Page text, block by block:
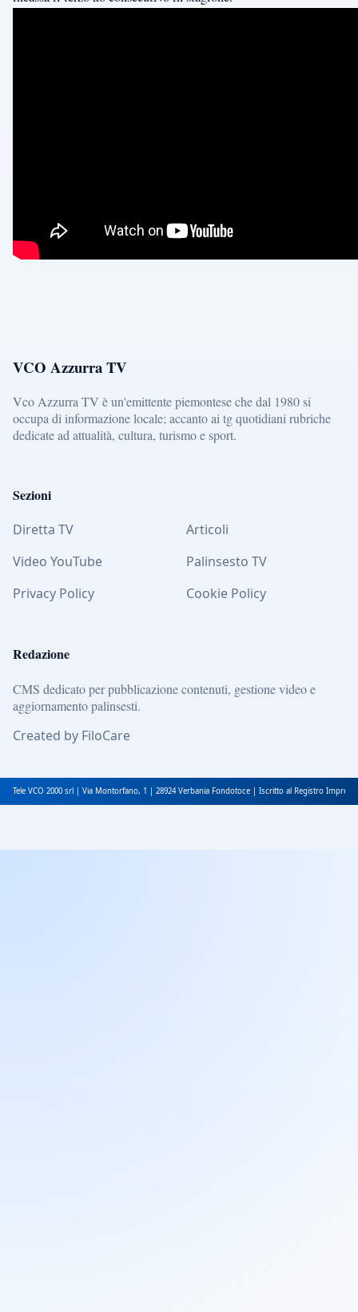
VCO Azzurra TV
Vco Azzurra TV è un'emittente piemontese che dal 1980 si
occupa di informazione locale; accanto ai tg quotidiani rubriche
dedicate ad attualità, cultura, turismo e sport.
Sezioni
Diretta TV
Articoli
Video YouTube
Palinsesto TV
Privacy Policy
Cookie Policy
Redazione
CMS dedicato per pubblicazione contenuti, gestione video e
aggiornamento palinsesti.
Created by FiloCare
Tele VCO 2000 srl | Via Montorfano, 1 | 28924 Verbania Fondotoce | Iscritto al Registro Imprese